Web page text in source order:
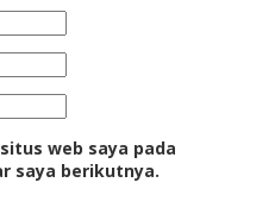
web saya pada
saya berikutnya.